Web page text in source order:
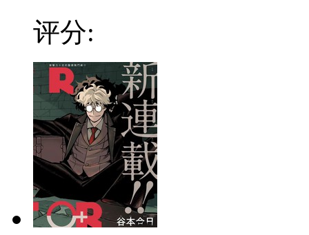
评分: